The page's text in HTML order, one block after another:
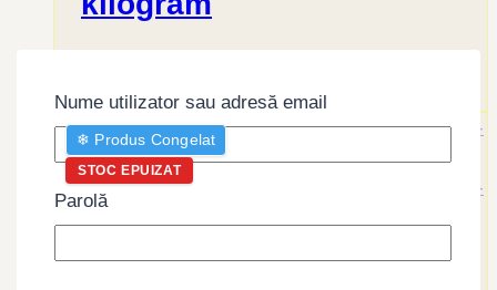
❄︎ Produs Congelat
STOC EPUIZAT
Nume utilizator sau adresă email
Parolă